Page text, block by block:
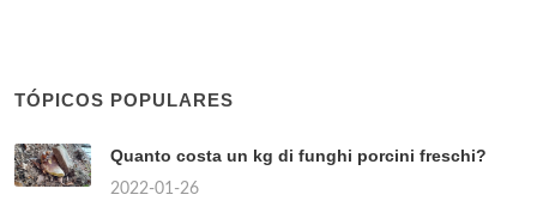
TÓPICOS POPULARES
Quanto costa un kg di funghi porcini freschi?
2022-01-26